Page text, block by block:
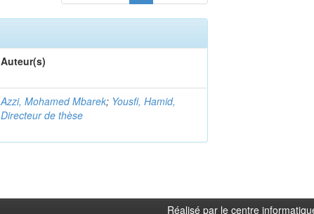
Auteur(s)
Azzi, Mohamed Mbarek; Yousfi, Hamid,
Directeur de thèse
Réalisé par le centre